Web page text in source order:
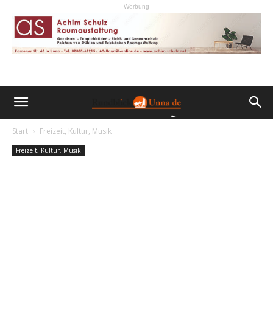
- Werbung -
Start Freizeit, Kultur, Musik
Freizeit, Kultur, Musik